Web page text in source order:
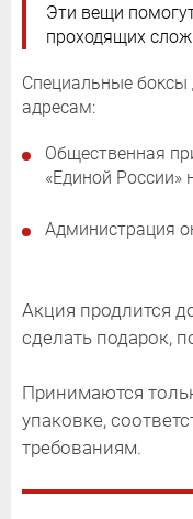
Эти вещи
проходящих
Специальные боксы
адресам:
Общественная
«Единой России»
Администрация
Акция продлится
сделать подарок,
Принимаются
упаковке,
требованиям.